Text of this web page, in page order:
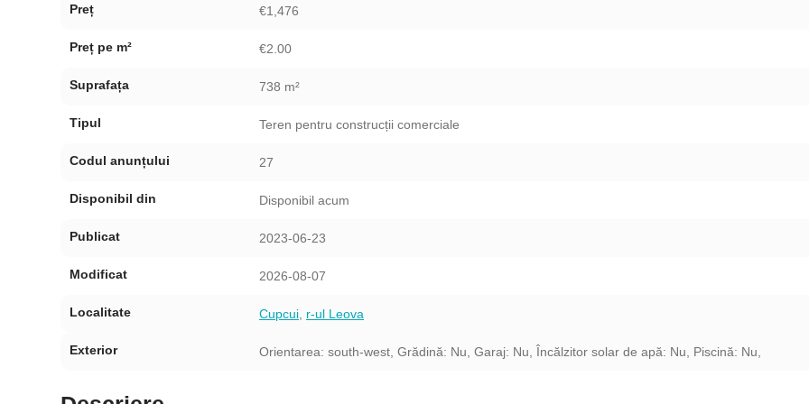
Preț €1,476
Preț pe m² €2.00
Suprafața 738 m²
Tipul Teren pentru construcții comerciale
Codul anunțului 27
Disponibil din Disponibil acum
Publicat 2023-06-23
Modificat 2026-08-07
Localitate Cupcui r-ul Leova
Exterior Orientarea: south-west, Grădină: Nu, Garaj: Nu, Încălzitor solar de apă: Nu, Piscină: Nu,